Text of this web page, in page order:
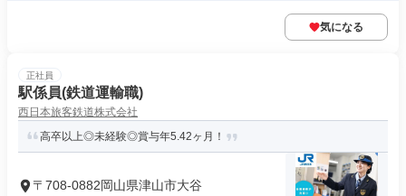
気になる
正社員
駅係員(鉄道運輸職)
西日本旅客鉄道株式会社
高卒以上◎未経験◎賞与年5.42ヶ月！
〒708-0882岡山県津山市大谷